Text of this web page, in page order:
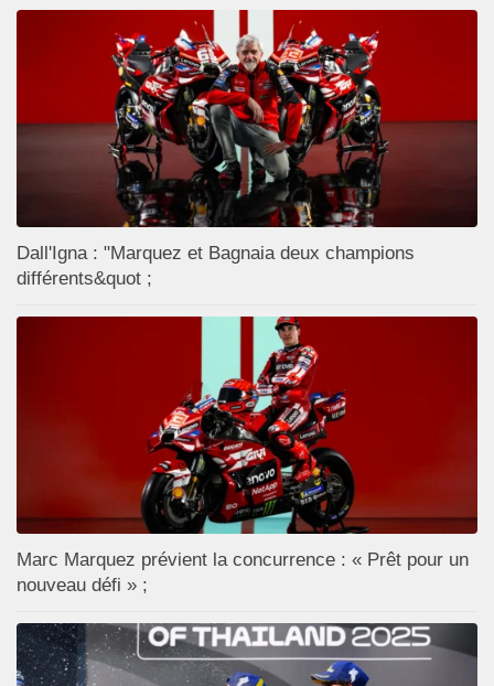
Dall'Igna : "Marquez et Bagnaia deux champions
différents&quot ;
Marc Marquez prévient la concurrence : « Prêt pour un
nouveau défi » ;